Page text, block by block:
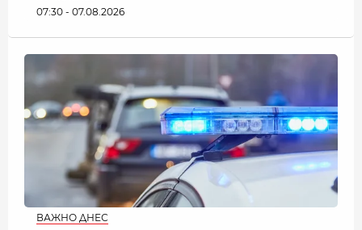
07:30 - 07.08.2026
ВАЖНО ДНЕС